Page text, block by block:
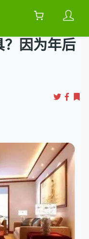
因为年后